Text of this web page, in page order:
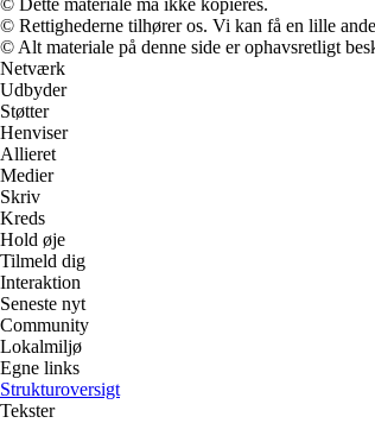
© Rettighederne tilhører os. Vi kan få en lille
© Alt materiale på denne side er ophavsretligt
Netværk
Udbyder
Støtter
Henviser
Allieret
Medier
Skriv
Kreds
Hold øje
Tilmeld dig
Interaktion
Seneste nyt
Community
Lokalmiljø
Egne links
Strukturoversigt
Tekster